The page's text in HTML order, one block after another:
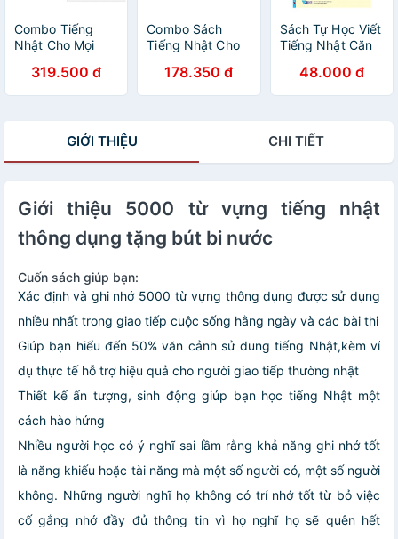
Combo Tiếng
Nhật Cho Mọi
Nhật Từ Sơ Cấp
1 Đến Sơ Cấp 2 :
Độ Sơ Cấp 1 -
Cấp 2 - Bản
Tiếng Nhật
319.500 đ
Combo Sách
Tiếng Nhật Cho
Độ Sơ Cấp 1:
Tổng Hợp Các
178.350 đ
Sách Tự Học Viết
Tiếng Nhật Căn
(Tái Bản 2016)
48.000 đ
GIỚI THIỆU CHI TIẾT
Giới thiệu 5000 từ vựng tiếng nhật
thông dụng tặng bút bi nước
Cuốn sách giúp bạn:
Xác định và ghi nhớ 5000 từ vựng thông dụng được sử dụng
nhiều nhất trong giao tiếp cuộc sống hằng ngày và các bài thi
Giúp bạn hiểu đến 50% văn cảnh sử dung tiếng Nhật,kèm ví
dụ thực tế hỗ trợ hiệu quả cho người giao tiếp thường nhật
Thiết kế ấn tượng, sinh động giúp bạn học tiếng Nhật một
cách hào hứng
Nhiều người học có ý nghĩ sai lầm rằng khả năng ghi nhớ tốt
là năng khiếu hoặc tài năng mà một số người có, một số người
không. Những người nghĩ họ không có trí nhớ tốt từ bỏ việc
cố gắng nhớ đầy đủ thông tin vì họ nghĩ họ sẽ quên hết